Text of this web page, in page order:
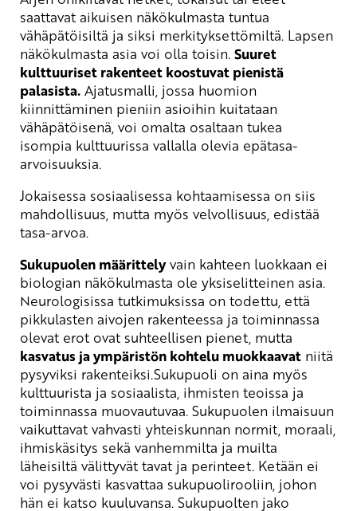
saattavat aikuisen näkökulmasta tuntua
vähäpätöisiltä ja siksi merkityksettömiltä. Lapsen
näkökulmasta asia voi olla toisin. Suuret
kulttuuriset rakenteet koostuvat pienistä
palasista. Ajatusmalli, jossa huomion
kiinnittäminen pieniin asioihin kuitataan
vähäpätöisenä, voi omalta osaltaan tukea
isompia kulttuurissa vallalla olevia epätasa-
arvoisuuksia.
Jokaisessa sosiaalisessa kohtaamisessa on siis
mahdollisuus, mutta myös velvollisuus, edistää
tasa-arvoa.
Sukupuolen määrittelyvain kahteen luokkaan ei
biologian näkökulmasta ole yksiselitteinen asia.
Neurologisissa tutkimuksissa on todettu, että
pikkulasten aivojen rakenteessa ja toiminnassa
olevat erot ovat suhteellisen pienet, mutta
kasvatus ja ympäristön kohtelu muokkaavat niitä
pysyviksi rakenteiksi.Sukupuoli on aina myös
kulttuurista ja sosiaalista, ihmisten teoissa ja
toiminnassa muovautuvaa. Sukupuolen ilmaisuun
vaikuttavat vahvasti yhteiskunnan normit, moraali,
ihmiskäsitys sekä vanhemmilta ja muilta
läheisiltä välittyvät tavat ja perinteet. Ketään ei
voi pysyvästi kasvattaa sukupuolirooliin, johon
hän ei katso kuuluvansa. Sukupuolten jako